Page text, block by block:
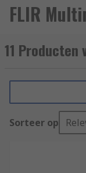
FLIR
11 Producten
Sorteer op